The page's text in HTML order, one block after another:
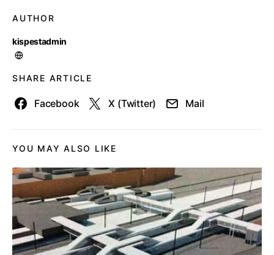
AUTHOR
kispestadmin
SHARE ARTICLE
Facebook X (Twitter) Mail
YOU MAY ALSO LIKE